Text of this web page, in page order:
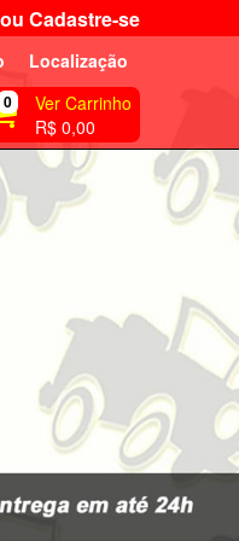
Cadastre-se
Localização
0
Ver Carrinho
R$ 0,00